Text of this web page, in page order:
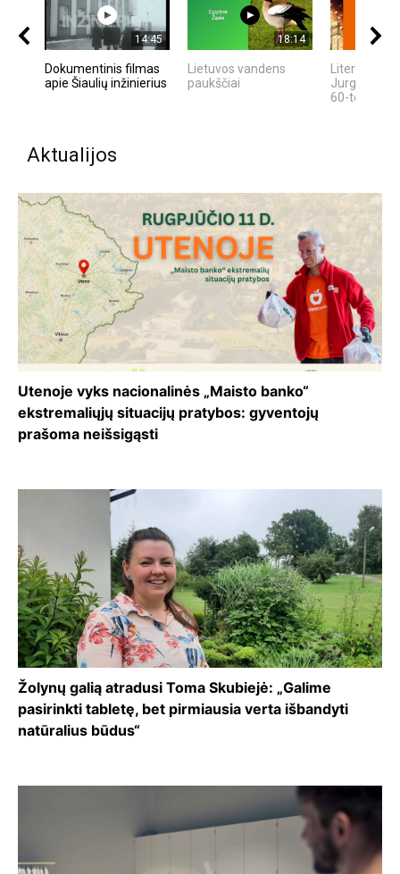
14:45
Dokumentinis filmas
apie Šiaulių inžinierius
18:14
Lietuvos vandens
paukščiai
Literatūrinė
Jurgai
60-tosios
Aktualijos
Utenoje vyks nacionalinės „Maisto banko“
ekstremaliųjų situacijų pratybos: gyventojų
prašoma neišsigąsti
Žolynų galią atradusi Toma Skubiejė: „Galime
pasirinkti tabletę, bet pirmiausia verta išbandyti
natūralius būdus“